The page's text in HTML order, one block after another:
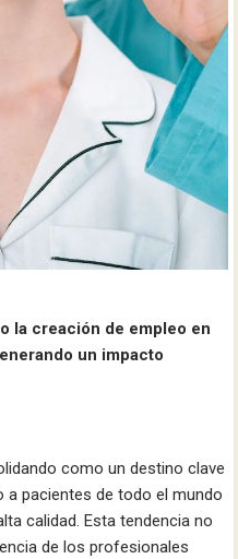
la creación de empleo en
un impacto
como un destino clave
a pacientes de todo el mundo
calidad. Esta tendencia no
de los profesionales